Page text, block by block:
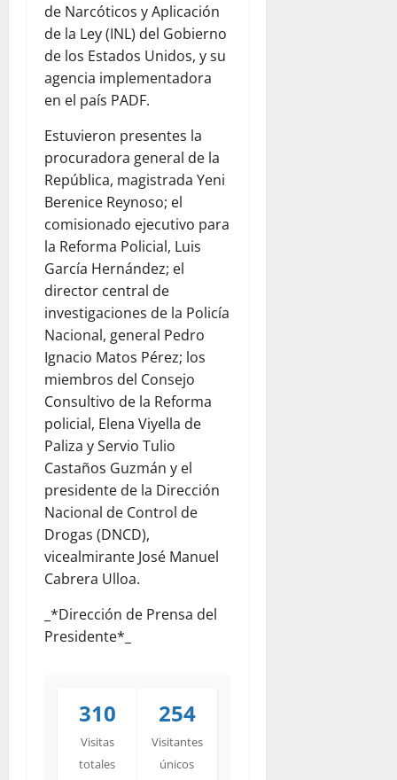
de Narcóticos y Aplicación
de la Ley (INL) del Gobierno
de los Estados Unidos, y su
agencia implementadora
en el país PADF.
Estuvieron presentes la
procuradora general de la
República, magistrada Yeni
Berenice Reynoso; el
comisionado ejecutivo para
la Reforma Policial, Luis
García Hernández; el
director central de
investigaciones de la Policía
Nacional, general Pedro
Ignacio Matos Pérez; los
miembros del Consejo
Consultivo de la Reforma
policial, Elena Viyella de
Paliza y Servio Tulio
Castaños Guzmán y el
presidente de la Dirección
Nacional de Control de
Drogas (DNCD),
vicealmirante José Manuel
Cabrera Ulloa.
_*Dirección de Prensa del
Presidente*_
310
Visitas
totales
254
Visitantes
únicos